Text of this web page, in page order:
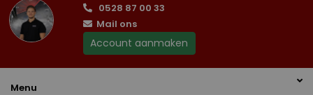
0528 87 00 33
Mail ons
Account aanmaken
Menu